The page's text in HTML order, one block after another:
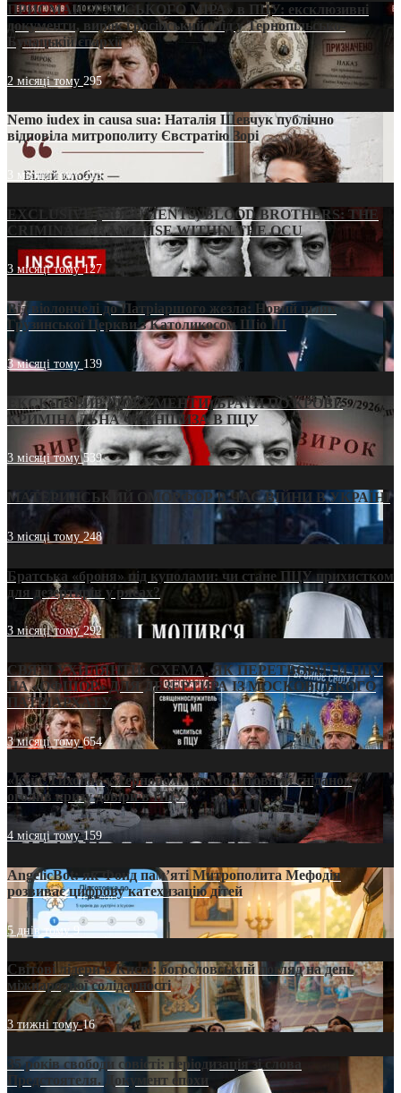
ПРИСМАК «РУССЬКОГО МІРА» в ПЦУ: ексклюзивні
документи, вирок і російський слід у Тернопільсько-
Бучацькій єпархії
2 місяці тому 295
Nemo iudex in causa sua: Наталія Шевчук публічно
відповіла митрополиту Євстратію Зорі
3 місяці тому213
EXCLUSIVE (DOCUMENTS)/BLOOD BROTHERS: THE
CRIMINAL FRANCHISE WITHIN THE OCU
3 місяці тому127
Від віолончелі до Патріаршого жезла: Новий шлях
Грузинської Церкви з Католикосом Шіо III
3 місяці тому 139
ЕКСКЛЮЗИВ (ДОКУМЕНТИ)/БРАТИ ПО КРОВІ:
КРИМІНАЛЬНА ФРАНШИЗА В ПЦУ
3 місяці тому539
МАТЕРИНСЬКИЙ ОМОРФОР В ЧАС ВІЙНИ В УКРАЇНІ
3 місяці тому248
Братська «броня» під куполами: чи стане ПЦУ прихистком
для дезертирів у рясах?
3 місяці тому292
СВЯТІ УХИЛЯНТИ: СХЕМА, ЯК ПЕРЕТВОРИТИ ПЦУ
НА «ОФШОР» ДЛЯ ДЕЗЕРТИРА ІЗ МОСКОВСЬКОГО
ПАТРІАРХАТУ
3 місяці тому654
«Кейс Тихона» у Тернополі: як Молитовний сніданок
оголив кризу довіри в ПЦУ
4 місяці тому159
AngelicBot: як Фонд пам’яті Митрополита Мефодія
розвиває цифрову катехизацію дітей
5 днів тому9
Світові лідери в Києві: богословський погляд на день
міжнародної солідарності
3 тижні тому16
35 років свободи совісті: періодизація зі слова
Предстоятеля. Документ епохи